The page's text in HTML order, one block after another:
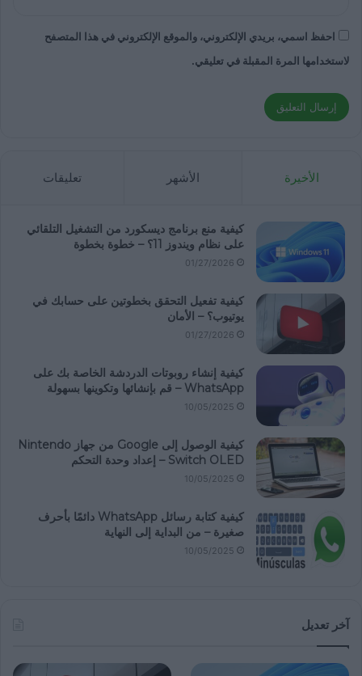
احفظ اسمي، بريدي الإلكتروني، والموقع الإلكتروني في هذا المتصفح
لاستخدامها المرة المقبلة في تعليقي.
الأخيرة الأشهر تعليقات
كيفية منع برنامج ديسكورد من التشغيل التلقائي
على نظام ويندوز 11؟ – خطوة بخطوة
01/27/2026
كيفية تفعيل التحقق بخطوتين على حسابك في
يوتيوب؟ – الأمان
01/27/2026
كيفية إنشاء روبوتات الدردشة الخاصة بك على
WhatsApp – قم بإنشائها وتكوينها بسهولة
10/05/2025
كيفية الوصول إلى Google من جهاز Nintendo
Switch OLED – إعداد وحدة التحكم
10/05/2025
كيفية كتابة رسائل WhatsApp دائمًا بأحرف
صغيرة – من البداية إلى النهاية
10/05/2025
آخر تعديل